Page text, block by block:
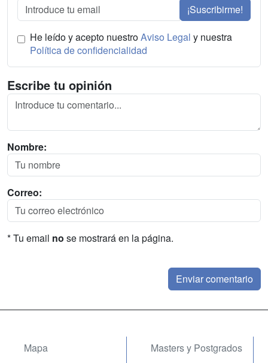
¡Suscribirme!
He leído y acepto nuestroAviso Legal y nuestra
Política de confidencialidad
Escribe tu opinión
Nombre:
Correo:
* Tu email no se mostrará en la página.
Mapa
Masters y Postgrados